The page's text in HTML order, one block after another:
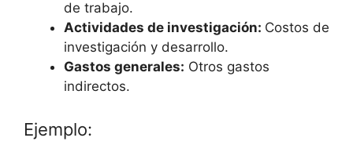
de trabajo.
Actividades de investigación: Costos de
investigación y desarrollo.
Gastos generales: Otros gastos
indirectos.
Ejemplo: